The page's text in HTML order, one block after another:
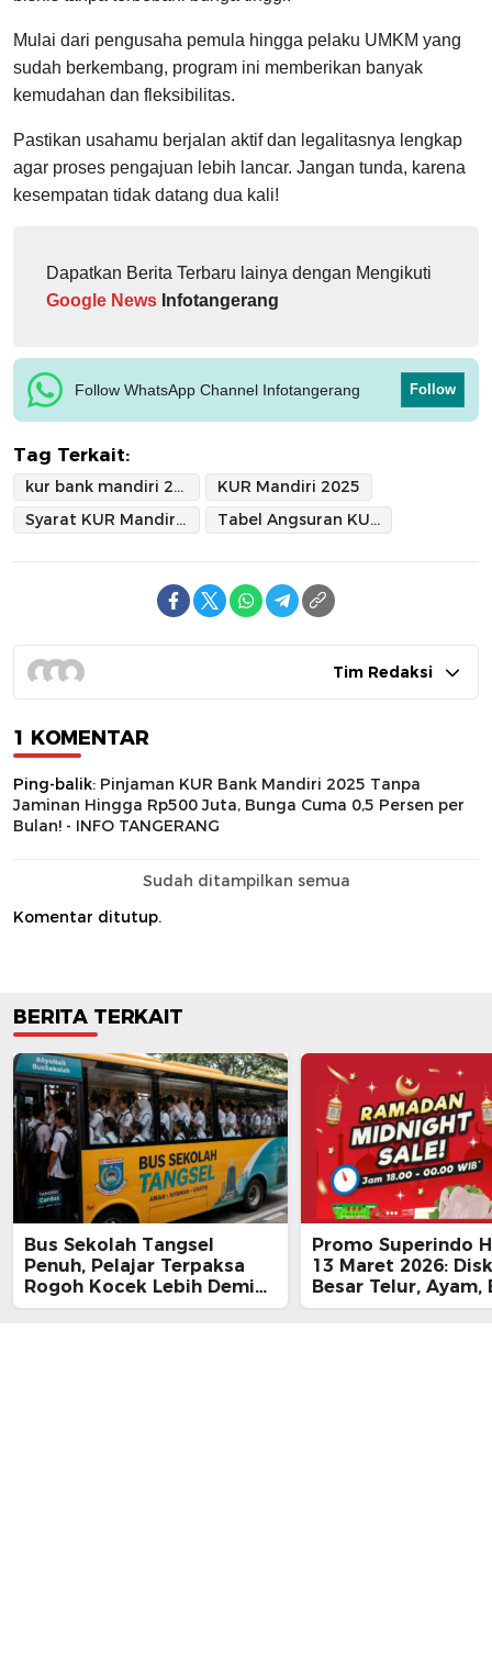
Mulai dari pengusaha pemula hingga pelaku UMKM yang
sudah berkembang, program ini memberikan banyak
kemudahan dan fleksibilitas.
Pastikan usahamu berjalan aktif dan legalitasnya lengkap
agar proses pengajuan lebih lancar. Jangan tunda, karena
kesempatan tidak datang dua kali!
Dapatkan Berita Terbaru lainya dengan Mengikuti
Google News Infotangerang
Follow WhatsApp Channel Infotangerang Follow
Tag Terkait:
kur bank mandiri 2025
KUR Mandiri 2025
Syarat KUR Mandiri 2025
Tabel Angsuran KUR Mandiri 2025
Tim Redaksi
1 KOMENTAR
Ping-balik: Pinjaman KUR Bank Mandiri 2025 Tanpa
Jaminan Hingga Rp500 Juta, Bunga Cuma 0,5 Persen per
Bulan! - INFO TANGERANG
Sudah ditampilkan semua
Komentar ditutup.
BERITA TERKAIT
Bus Sekolah Tangsel
Penuh, Pelajar Terpaksa
Rogoh Kocek Lebih Demi
Tiba Tepat Waktu
Promo Superindo
13 Maret 2026:
Besar Telur, Ayam,
hingga Daging,